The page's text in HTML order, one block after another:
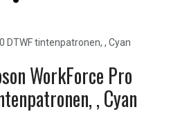
item
DTWF tintenpatronen, , Cyan
WorkForce Pro
, Cyan